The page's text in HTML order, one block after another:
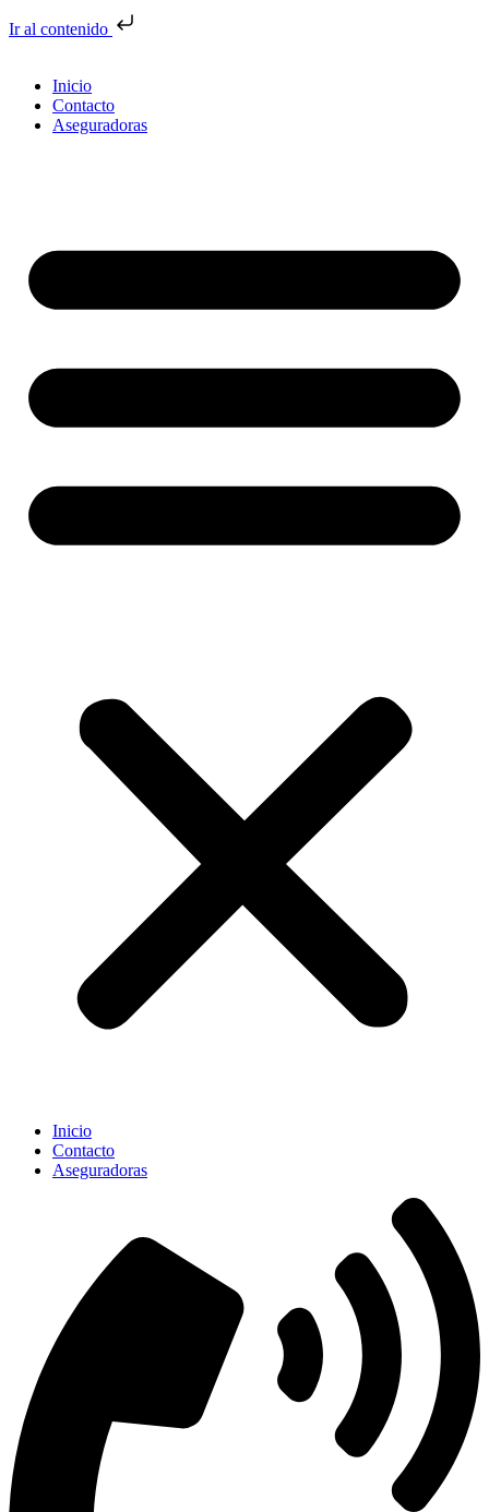
Ir al contenido
Inicio
Contacto
Aseguradoras
Inicio
Contacto
Aseguradoras